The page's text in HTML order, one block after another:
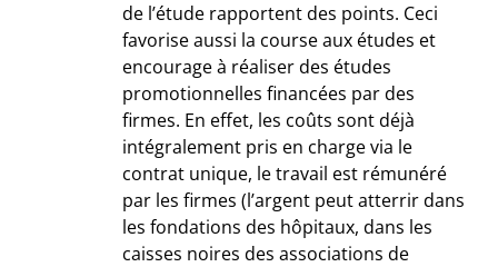
de l’étude rapportent des points. Ceci
favorise aussi la course aux études et
encourage à réaliser des études
promotionnelles financées par des
firmes. En effet, les coûts sont déjà
intégralement pris en charge via le
contrat unique, le travail est rémunéré
par les firmes (l’argent peut atterrir dans
les fondations des hôpitaux, dans les
caisses noires des associations de